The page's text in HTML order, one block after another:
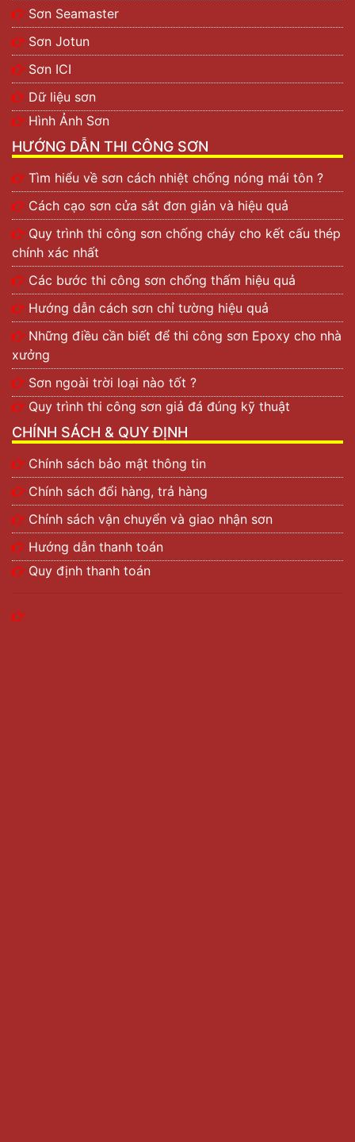
Sơn Seamaster
Sơn Jotun
Sơn ICI
Dữ liệu sơn
Hình Ảnh Sơn
HƯỚNG DẪN THI CÔNG SƠN
Tìm hiểu về sơn cách nhiệt chống nóng mái tôn ?
Cách cạo sơn cửa sắt đơn giản và hiệu quả
Quy trình thi công sơn chống cháy cho kết cấu thép
chính xác nhất
Các bước thi công sơn chống thấm hiệu quả
Hướng dẫn cách sơn chỉ tường hiệu quả
Những điều cần biết để thi công sơn Epoxy cho nhà
xưởng
Sơn ngoài trời loại nào tốt ?
Quy trình thi công sơn giả đá đúng kỹ thuật
CHÍNH SÁCH & QUY ĐỊNH
Chính sách bảo mật thông tin
Chính sách đổi hàng, trả hàng
Chính sách vận chuyển và giao nhận sơn
Hướng dẫn thanh toán
Quy định thanh toán